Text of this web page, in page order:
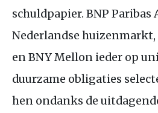
schuldpapier. BNP Paribas
Nederlandse
enBNYMellon ieder op
duurzame obligaties
hen ondanks de